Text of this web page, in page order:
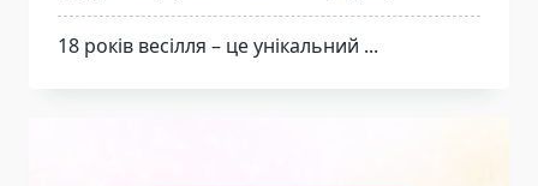
18 років весілля – це унікальний ...